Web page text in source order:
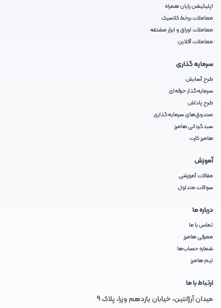
اپلیکیشن رایان همراه
معاملات برخط کلاسیک
معاملات اوراق و ابزار مشتقه
معاملات آفلاین
سرمایه گذاری
طرح آسایش
سرمایه‌گذار حرفه‌ای
طرح پاداش
صندوق‌های سرمایه‌گذاری
سبدگردانی هامرز
هامرز کارت
آموزش
مقالات آموزشی
سوالات متداول
درباره ما
تماس با ما
معرفی هامرز
شماره حساب‌ها
تیم هامرز
ارتباط با ما
میدان آرژانتین، خیابان یازدهم وزرا، پلاک 9